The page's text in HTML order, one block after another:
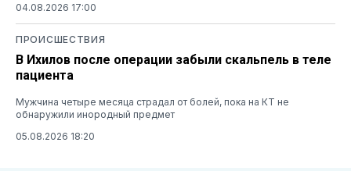
04.08.2026 17:00
ПРОИСШЕСТВИЯ
В Ихилов после операции забыли скальпель в теле
пациента
Мужчина четыре месяца страдал от болей, пока на КТ не
обнаружили инородный предмет
05.08.2026 18:20